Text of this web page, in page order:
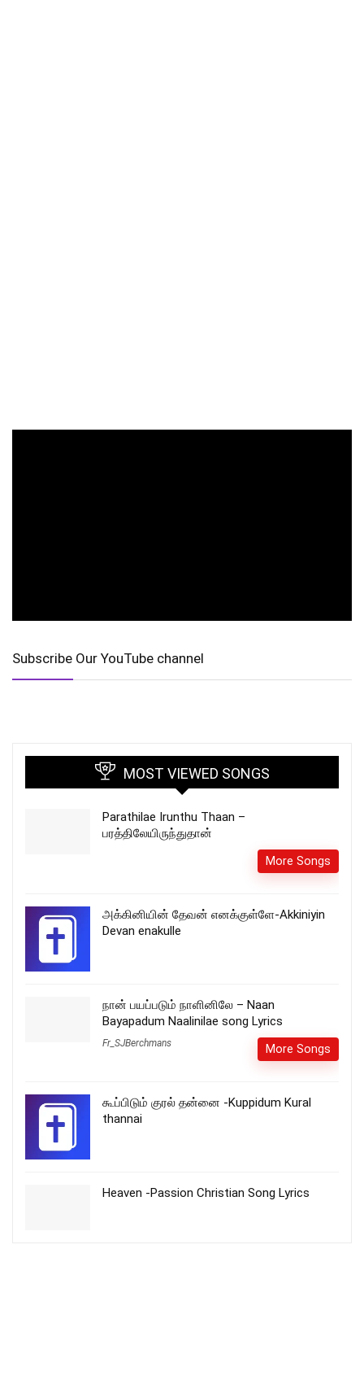
Subscribe Our YouTube channel
MOST VIEWED SONGS
Parathilae Irunthu Thaan –
பரத்திலேயிருந்துதான்
More Songs
அக்கினியின் தேவன் எனக்குள்ளே-Akkiniyin
Devan enakulle
நான் பயப்படும் நாளினிலே – Naan
Bayapadum Naalinilae song Lyrics
Fr_SJBerchmans More Songs
கூப்பிடும் குரல் தன்னை -Kuppidum Kural
thannai
Heaven -Passion Christian Song Lyrics